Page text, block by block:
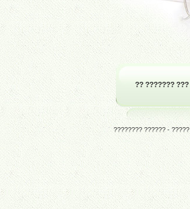
?? ??????? ???
???????? ?????? - ?????